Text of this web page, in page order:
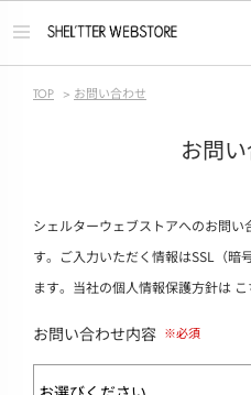
メ
TOP > お問い合わせ
お問
シェルターウェブストアへのお問い
す。ご入力いただく情報はSSL（暗
ます。当社の個人情報保護方針は
お問い合わせ内容